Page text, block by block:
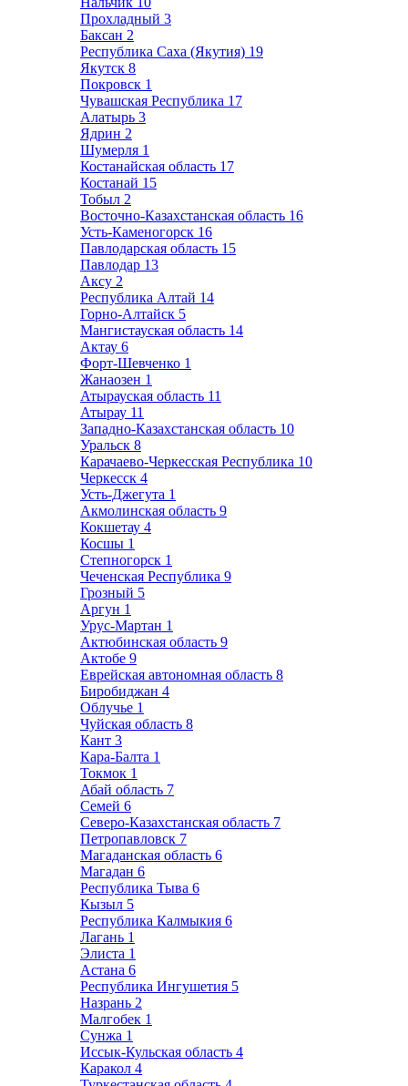
Прохладный 3
Баксан 2
Республика Саха (Якутия) 19
Якутск 8
Покровск 1
Чувашская Республика 17
Алатырь 3
Ядрин 2
Шумерля 1
Костанайская область 17
Костанай 15
Тобыл 2
Восточно-Казахстанская область 16
Усть-Каменогорск 16
Павлодарская область 15
Павлодар 13
Аксу 2
Республика Алтай 14
Горно-Алтайск 5
Мангистауская область 14
Актау 6
Форт-Шевченко 1
Жанаозен 1
Атырауская область 11
Атырау 11
Западно-Казахстанская область 10
Уральск 8
Карачаево-Черкесская Республика 10
Черкесск 4
Усть-Джегута 1
Акмолинская область 9
Кокшетау 4
Косшы 1
Степногорск 1
Чеченская Республика 9
Грозный 5
Аргун 1
Урус-Мартан 1
Актюбинская область 9
Актобе 9
Еврейская автономная область 8
Биробиджан 4
Облучье 1
Чуйская область 8
Кант 3
Кара-Балта 1
Токмок 1
Абай область 7
Семей 6
Северо-Казахстанская область 7
Петропавловск 7
Магаданская область 6
Магадан 6
Республика Тыва 6
Кызыл 5
Республика Калмыкия 6
Лагань 1
Элиста 1
Астана 6
Республика Ингушетия 5
Назрань 2
Малгобек 1
Сунжа 1
Иссык-Кульская область 4
Каракол 4